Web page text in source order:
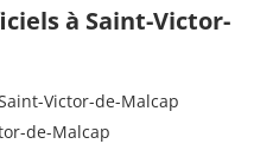
à Saint-Victor-
Victor-de-Malcap
de-Malcap